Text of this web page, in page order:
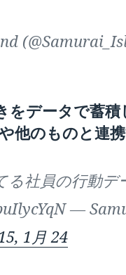
をデータで蓄
他のものと連
る社員の行動
—
1月 24